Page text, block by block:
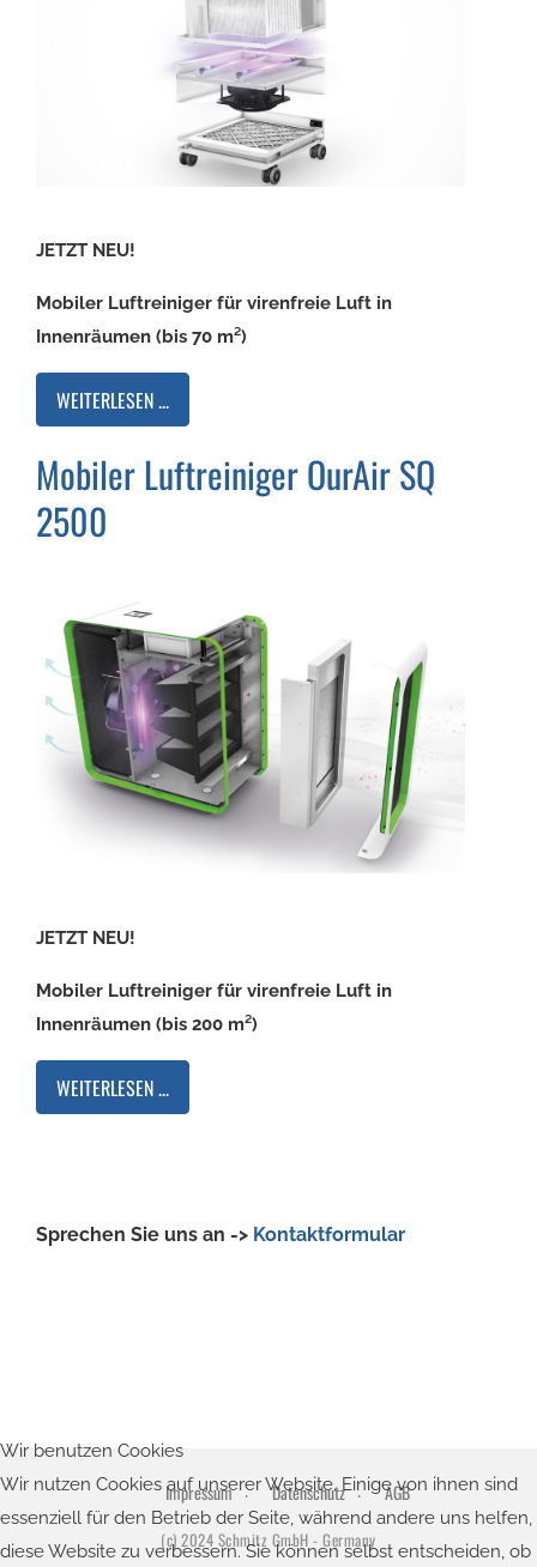
JETZT NEU!
Mobiler Luftreiniger für virenfreie Luft in
Innenräumen (bis 70 m²)
WEITERLESEN ...
Mobiler Luftreiniger OurAir SQ
2500
JETZT NEU!
Mobiler Luftreiniger für virenfreie Luft in
Innenräumen (bis 200 m²)
WEITERLESEN ...
Sprechen Sie uns an -> Kontaktformular
Impressum Datenschutz AGB
(c) 2024 Schmitz GmbH - Germany
Wir benutzen Cookies
Wir nutzen Cookies auf unserer Website. Einige von ihnen sind
essenziell für den Betrieb der Seite, während andere uns helfen,
diese Website zu verbessern. Sie können selbst entscheiden, ob